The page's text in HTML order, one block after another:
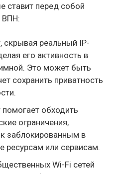
ставит перед собой
ВПН:
скрывая реальный IP-
его активность в
Это может быть
сохранить приватность
обходить
ограничения,
заблокированным в
ресурсам или сервисам.
Wi-Fi сетей